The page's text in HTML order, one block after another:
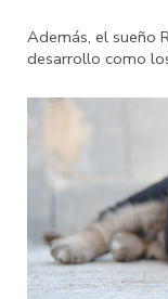
Además, el sueño
desarrollo como